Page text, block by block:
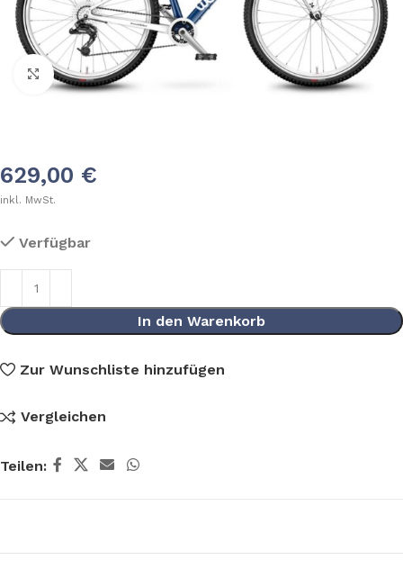
Klick zum Vergrößern
629,00 €
inkl. MwSt.
Verfügbar
In den Warenkorb
Zur Wunschliste hinzufügen
Vergleichen
Teilen: